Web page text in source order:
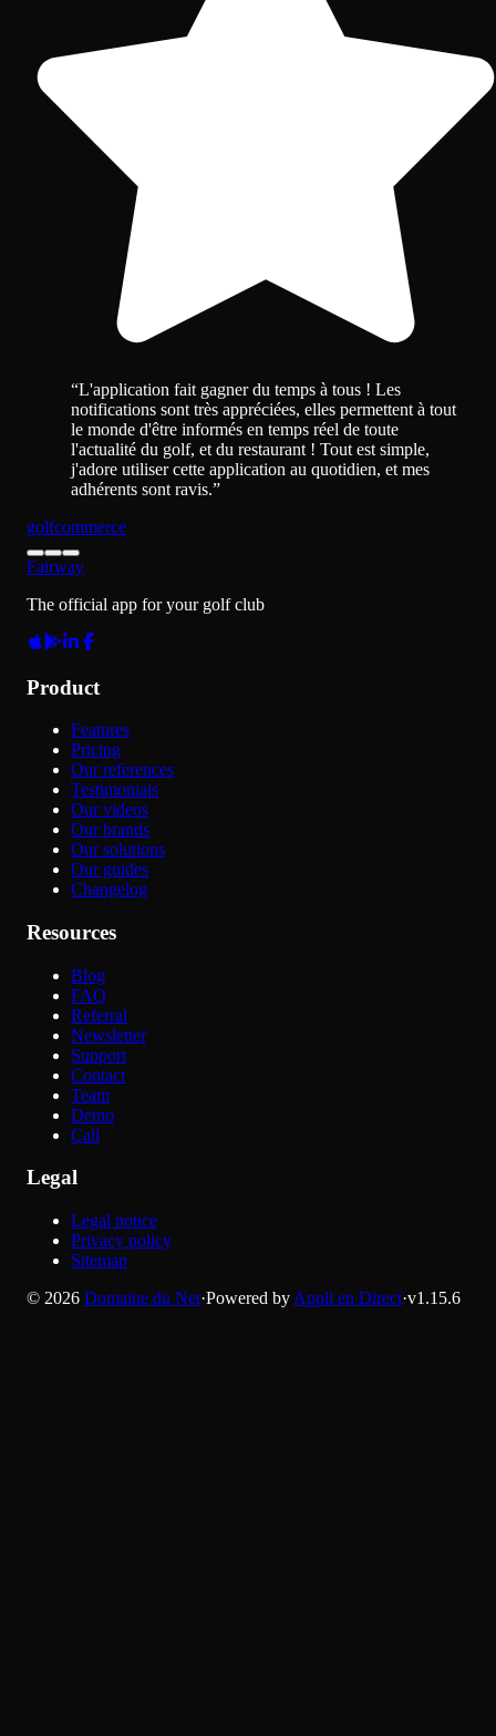
“L'application fait gagner du temps à tous ! Les
notifications sont très appréciées, elles permettent à tout
le monde d'être informés en temps réel de toute
l'actualité du golf, et du restaurant ! Tout est simple,
j'adore utiliser cette application au quotidien, et mes
adhérents sont ravis.”
golfcommerce
Fairway
The official app for your golf club
Product
Features
Pricing
Our references
Testimonials
Our videos
Our brands
Our solutions
Our guides
Changelog
Resources
Blog
FAQ
Referral
Newsletter
Support
Contact
Team
Demo
Call
Legal
Legal notice
Privacy policy
Sitemap
© 2026 Domaine du Net·Powered by Appli en Direct·v1.15.6